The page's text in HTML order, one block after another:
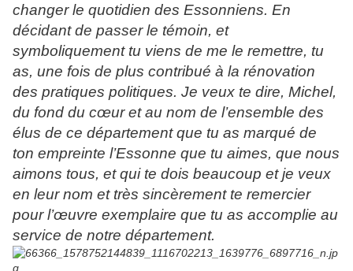
changer le quotidien des Essonniens. En
décidant de passer le témoin, et
symboliquement tu viens de me le remettre, tu
as, une fois de plus contribué à la rénovation
des pratiques politiques. Je veux te dire, Michel,
du fond du cœur et au nom de l’ensemble des
élus de ce département que tu as marqué de
ton empreinte l’Essonne que tu aimes, que nous
aimons tous, et qui te dois beaucoup et je veux
en leur nom et très sincèrement te remercier
pour l’œuvre exemplaire que tu as accomplie au
service de notre département.